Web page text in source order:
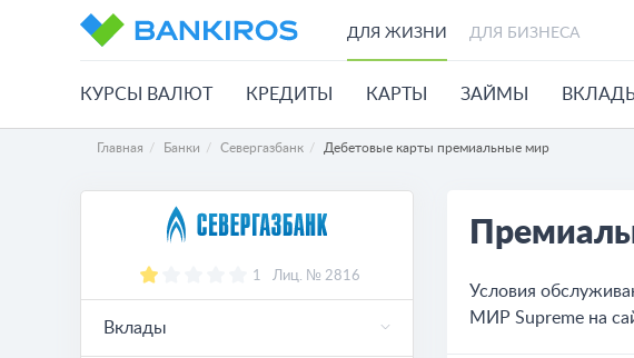
ДЛЯ ЖИЗНИ ДЛЯ БИЗНЕСА
КУРСЫ ВАЛЮТ КРЕДИТЫ КАРТЫ ЗАЙМЫ
Главная Банки Севергазбанк Дебетовые карты премиальные мир
1 Лиц. № 2816
Вклады
Условия
МИР Supreme на